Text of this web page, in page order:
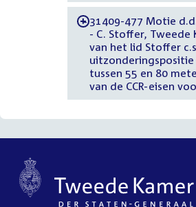
-31409-477 Motie
- C. Stoffer, Tweede
van het lid Stoffer
uitzonderingspositie
tussen 55 en 80
van de CCR-eisen